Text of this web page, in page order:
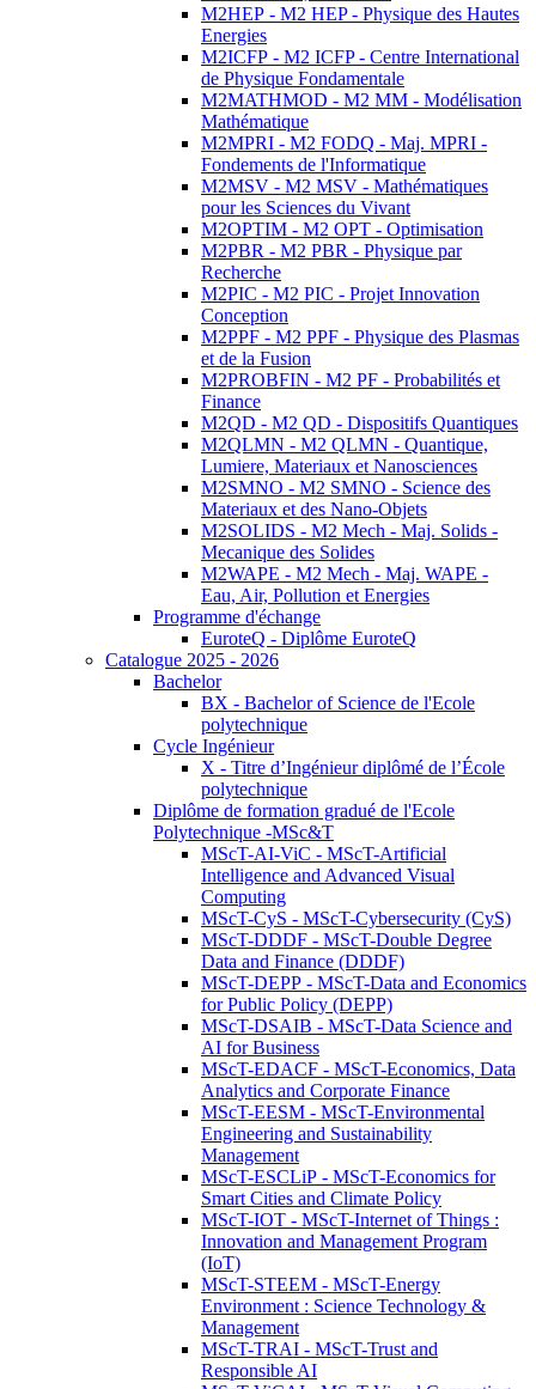
M2HEP - M2 HEP - Physique des Hautes
Energies
M2ICFP - M2 ICFP - Centre International
de Physique Fondamentale
M2MATHMOD - M2 MM - Modélisation
Mathématique
M2MPRI - M2 FODQ - Maj. MPRI -
Fondements de l'Informatique
M2MSV - M2 MSV - Mathématiques
pour les Sciences du Vivant
M2OPTIM - M2 OPT - Optimisation
M2PBR - M2 PBR - Physique par
Recherche
M2PIC - M2 PIC - Projet Innovation
Conception
M2PPF - M2 PPF - Physique des Plasmas
et de la Fusion
M2PROBFIN - M2 PF - Probabilités et
Finance
M2QD - M2 QD - Dispositifs Quantiques
M2QLMN - M2 QLMN - Quantique,
Lumiere, Materiaux et Nanosciences
M2SMNO - M2 SMNO - Science des
Materiaux et des Nano-Objets
M2SOLIDS - M2 Mech - Maj. Solids -
Mecanique des Solides
M2WAPE - M2 Mech - Maj. WAPE -
Eau, Air, Pollution et Energies
Programme d'échange
EuroteQ - Diplôme EuroteQ
Catalogue 2025 - 2026
Bachelor
BX - Bachelor of Science de l'Ecole
polytechnique
Cycle Ingénieur
X - Titre d’Ingénieur diplômé de l’École
polytechnique
Diplôme de formation gradué de l'Ecole
Polytechnique -MSc&T
MScT-AI-ViC - MScT-Artificial
Intelligence and Advanced Visual
Computing
MScT-CyS - MScT-Cybersecurity (CyS)
MScT-DDDF - MScT-Double Degree
Data and Finance (DDDF)
MScT-DEPP - MScT-Data and Economics
for Public Policy (DEPP)
MScT-DSAIB - MScT-Data Science and
AI for Business
MScT-EDACF - MScT-Economics, Data
Analytics and Corporate Finance
MScT-EESM - MScT-Environmental
Engineering and Sustainability
Management
MScT-ESCLiP - MScT-Economics for
Smart Cities and Climate Policy
MScT-IOT - MScT-Internet of Things :
Innovation and Management Program
(IoT)
MScT-STEEM - MScT-Energy
Environment : Science Technology &
Management
MScT-TRAI - MScT-Trust and
Responsible AI